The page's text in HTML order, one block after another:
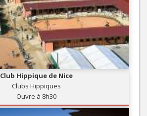
Club Hippique de Nice
Clubs Hippiques
Ouvre à 8h30